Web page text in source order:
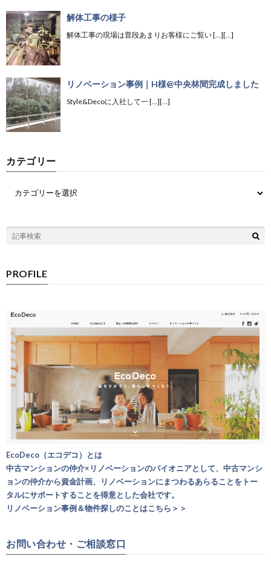
解体工事の様子
解体工事の現場は普段あまりお客様にご覧い […][…]
リノベーション事例｜H様@中央林間完成しました
Style&Decoに入社して一 […][…]
カテゴリー
PROFILE
EcoDeco（エコデコ）とは
中古マンションの仲介×リノベーションのパイオニアとして、中古マンシ
ョンの仲介から資金計画、リノベーションにまつわるあらることをトー
タルにサポートすることを得意とした会社です。
リノベーション事例＆物件探しのことはこちら＞＞
お問い合わせ・ご相談窓口